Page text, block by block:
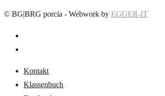
© BG|BRG porcia - Webwork by EGGER-IT
Kontakt
Klassenbuch